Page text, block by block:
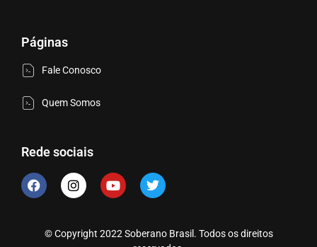
Páginas
Fale Conosco
Quem Somos
Rede sociais
© Copyright 2022 Soberano Brasil. Todos os direitos